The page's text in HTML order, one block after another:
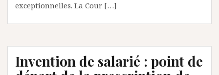
exceptionnelles. La Cour […]
Invention de salarié : point de